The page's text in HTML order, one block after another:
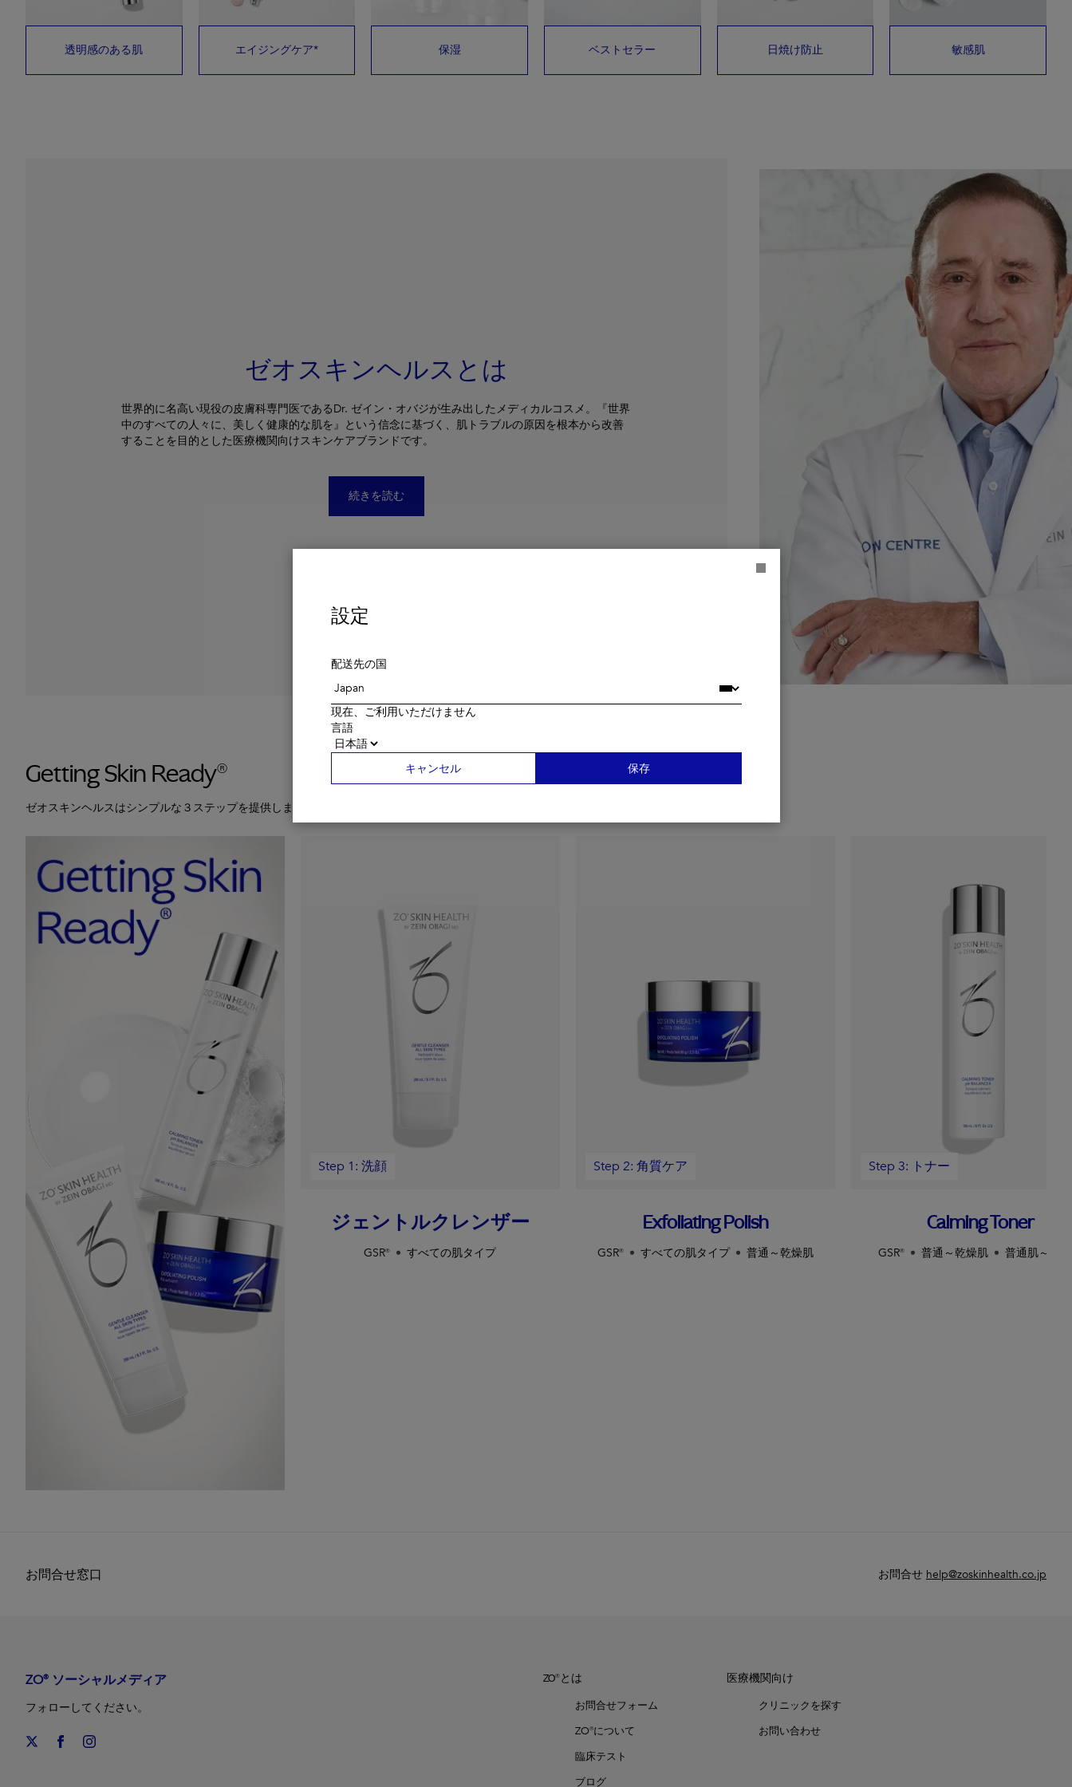
透明感のある肌 エイジングケア* 保湿 ベストセラー 日焼け防止 敏感肌
ゼオスキンヘルスとは
世界的に名高い現役の皮膚科専門医であるDr. ゼイン・オバジが生み出したメディカルコスメ。『世界
中のすべての人々に、美しく健康的な肌を』という信念に基づく、肌トラブルの原因を根本から改善
することを目的とした医療機関向けスキンケアブランドです。
続きを読む
Getting Skin Ready®
ゼオスキンヘルスはシンプルな３ステップを提供します。
ジェントルクレンザー
Step 1: 洗顔
GSR® すべての肌タイプ
Exfoliating Polish
Step 2: 角質ケア
GSR® すべての肌タイプ 普通～乾燥肌
Calming Toner
Step 3: トナー
GSR® 普通～乾燥肌 普通肌～敏
お問合せ窓口 お問合せ help@zoskinhealth.co.jp
ZO® ソーシャルメディア
フォローしてください。
ZO®とは
お問合せフォーム
ZO®について
臨床テスト
ブログ
医療機関向け
クリニックを探す
お問い合わせ
設定
配送先の国
現在、ご利用いただけません
言語
キャンセル 保存